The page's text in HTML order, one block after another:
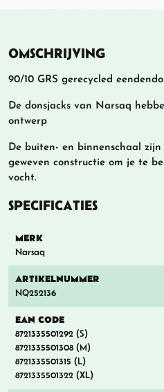
OMSCHRIJVING
90/10 GRS gerecycled
De donsjacks van Narsaq
ontwerp
De buiten- en binnenschaal
geweven constructie om je te
vocht.
SPECIFICATIES
MERK
Narsaq
ARTIKELNUMMER
NQ252136
EAN CODE
8721335501292 (S)
8721335501308 (M)
8721335501315 (L)
8721335501322 (XL)